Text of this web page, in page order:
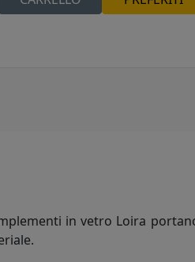
in vetro Loira